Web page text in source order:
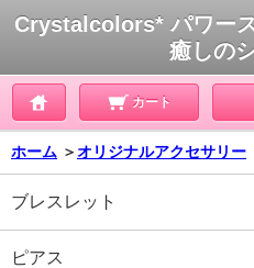
Crystalcolors* パワー
癒しの
カート
ホーム ＞オリジナルアクセサリー
ブレスレット
ピアス